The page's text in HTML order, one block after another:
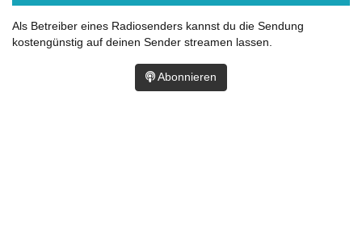
Als Betreiber eines Radiosenders kannst du die Sendung
kostengünstig auf deinen Sender streamen lassen.
Abonnieren